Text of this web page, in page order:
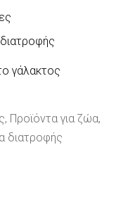
γάλακτος
, Προϊόντα για ζώα,
διατροφής